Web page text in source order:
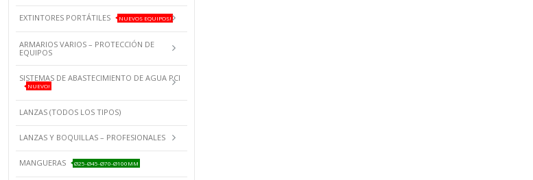
EXTINTORES PORTÁTILES NUEVOS EQUIPOS!
ARMARIOS VARIOS – PROTECCIÓN DE
EQUIPOS
SISTEMAS DE ABASTECIMIENTO DE AGUA PCI
NUEVO!
LANZAS (TODOS LOS TIPOS)
LANZAS Y BOQUILLAS – PROFESIONALES
MANGUERAS Ø25-Ø45-Ø70-Ø100MM